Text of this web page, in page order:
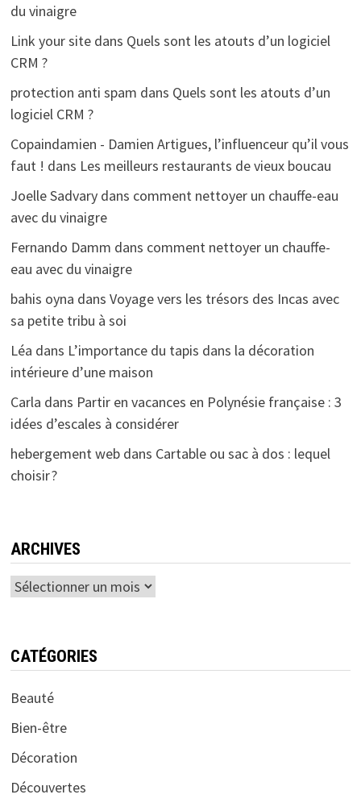
du vinaigre
Link your sitedans Quels sont les atouts d’un logiciel
CRM ?
protection anti spam dans Quels sont les atouts d’un
logiciel CRM ?
Copaindamien - Damien Artigues, l’influenceur qu’il vous
faut ! dans Les meilleurs restaurants de vieux boucau
Joelle Sadvarydans comment nettoyer un chauffe-eau
avec du vinaigre
Fernando Damm dans comment nettoyer un chauffe-
eau avec du vinaigre
bahis oyna dans Voyage vers les trésors des Incas avec
sa petite tribu à soi
Léa dans L’importance du tapis dans la décoration
intérieure d’une maison
Carla dans Partir en vacances en Polynésie française : 3
idées d’escales à considérer
hebergement webdans Cartable ou sac à dos : lequel
choisir ?
ARCHIVES
Archives
CATÉGORIES
Beauté
Bien-être
Décoration
Découvertes